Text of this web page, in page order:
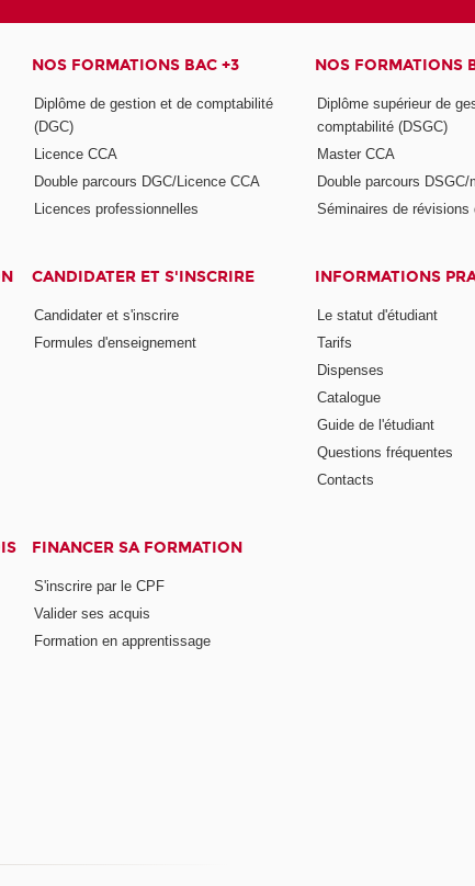
NOS FORMATIONS BAC +3
Diplôme de gestion et de comptabilité
(DGC)
Licence CCA
Double parcours DGC/Licence CCA
Licences professionnelles
NOS FORMATIONS
Diplôme supérieur de
comptabilité (DSGC)
Master CCA
Double parcours DSGC/
Séminaires de révisions
CANDIDATER ET S'INSCRIRE
Candidater et s'inscrire
Formules d'enseignement
INFORMATIONS
Le statut d'étudiant
Tarifs
Dispenses
Catalogue
Guide de l'étudiant
Questions fréquentes
Contacts
FINANCER SA FORMATION
S'inscrire par le CPF
Valider ses acquis
Formation en apprentissage